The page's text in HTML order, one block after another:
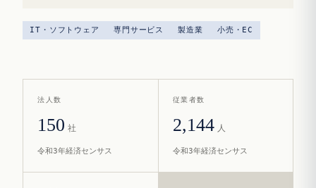
IT・ソフトウェア 専門サービス 製造業 小売・EC
法人数
150 社
令和3年経済センサス
従業者数
2,144 人
令和3年経済センサス